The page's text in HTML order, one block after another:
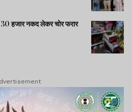
हजार नकद लेकर चोर फरार